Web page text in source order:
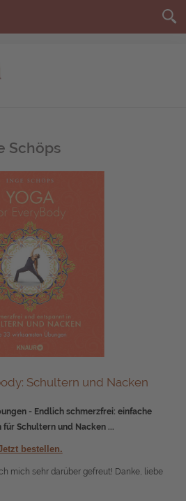
Schöps
Schultern und Nacken
- Endlich schmerzfrei: einfache
für Schultern und Nacken ...
bestellen.
mich sehr darüber gefreut! Danke, liebe